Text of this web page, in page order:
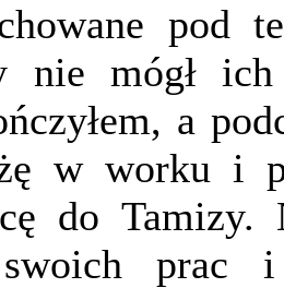
pod
nie mógł
a
w worku i
do Tamizy.
prac